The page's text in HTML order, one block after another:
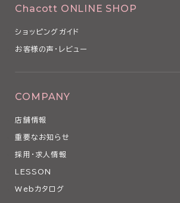
Chacott ONLINE SHOP
ショッピングガイド
お客様の声・レビュー
COMPANY
店舗情報
重要なお知らせ
採用・求人情報
LESSON
Webカタログ